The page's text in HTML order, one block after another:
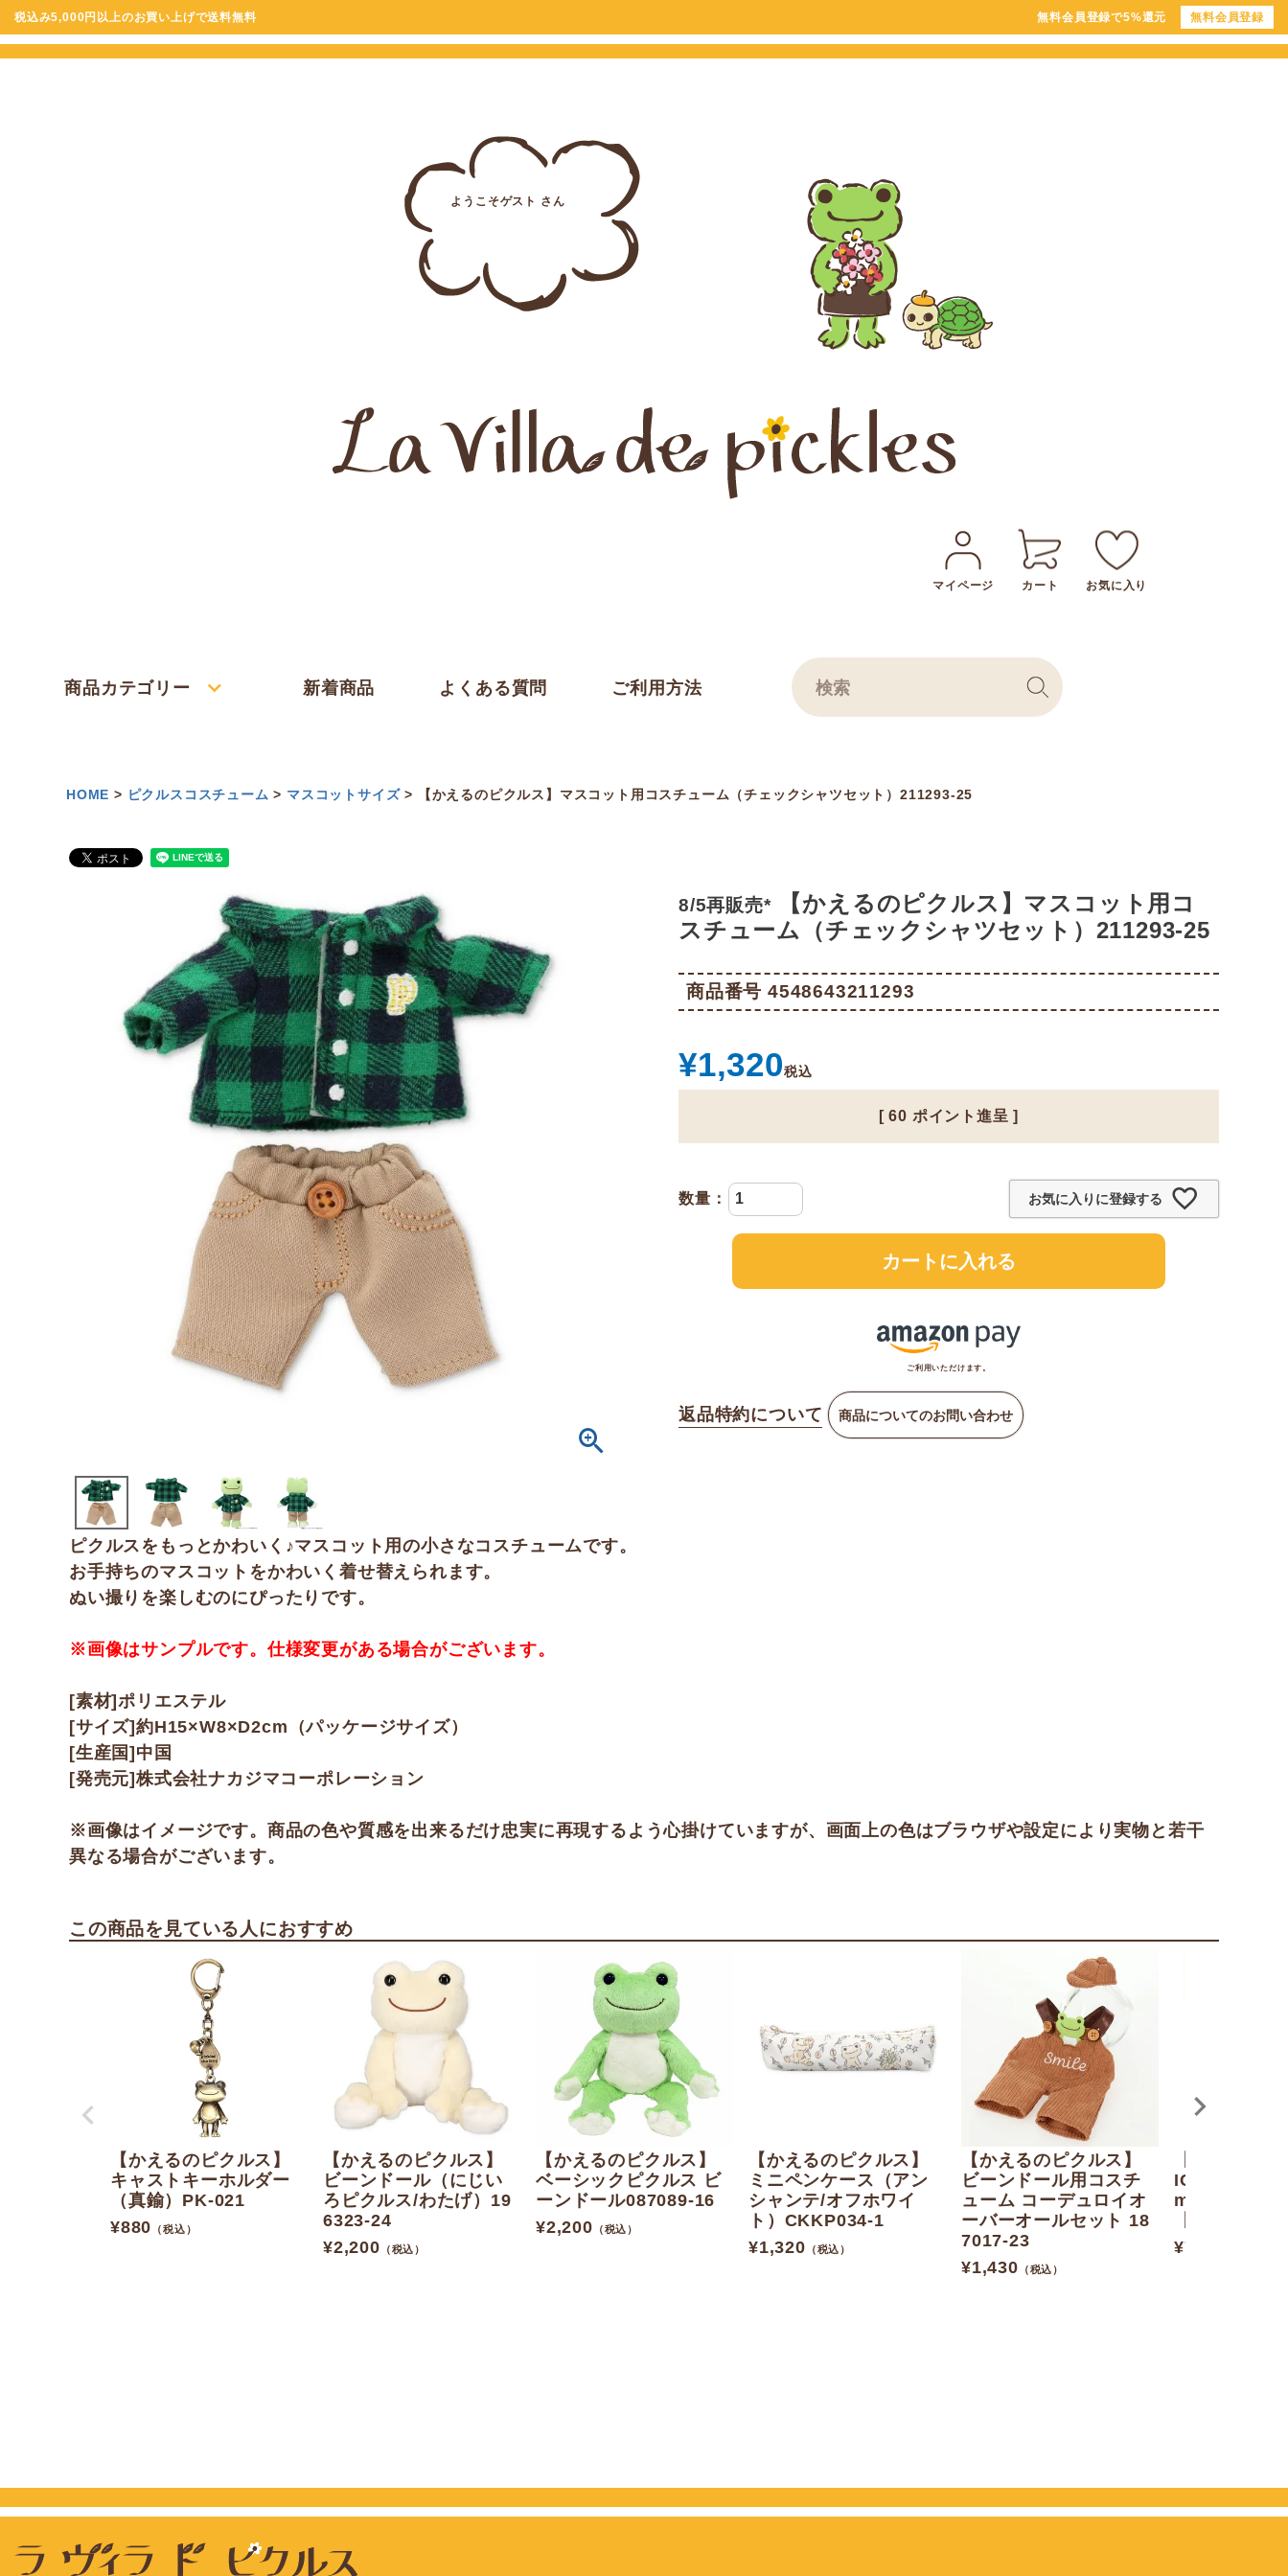
税込み5,000円以上のお買い上げで送料無料 無料会員登録で5%還元 無料会員登録
ようこそゲスト さん
マイページ カート お気に入り
商品カテゴリー 新着商品 よくある質問 ご利用方法
HOME ピクルスコスチューム マスコットサイズ 【かえるのピクルス】マスコット用コスチューム（チェックシャツセット）211293-25
8/5再販売*
【かえるのピクルス】マスコット用コ
スチューム（チェックシャツセット）211293-25
商品番号 4548643211293
¥1,320税込
[ 60 ポイント進呈 ]
お気に入りに登録する
カートに入れる
ご利用いただけます。
返品特約について 商品についてのお問い合わせ
ピクルスをもっとかわいく♪マスコット用の小さなコスチュームです。
お手持ちのマスコットをかわいく着せ替えられます。
ぬい撮りを楽しむのにぴったりです。
※画像はサンプルです。仕様変更がある場合がございます。
[素材]ポリエステル
[サイズ]約H15×W8×D2cm（パッケージサイズ）
[生産国]中国
[発売元]株式会社ナカジマコーポレーション
※画像はイメージです。商品の色や質感を出来るだけ忠実に再現するよう心掛けていますが、画面上の色はブラウザや設定により実物と若干
異なる場合がございます。
この商品を見ている人におすすめ
【かえるのピクルス】
キャストキーホルダー
（真鍮）PK-021
¥880 （税込）
【かえるのピクルス】
ビーンドール（にじい
ろピクルス/わたげ）19
6323-24
¥2,200 （税込）
【かえるのピクルス】
ベーシックピクルス ビ
ーンドール087089-16
¥2,200 （税込）
【かえるのピクルス】
ミニペンケース（アン
シャンテ/オフホワイ
ト）CKKP034-1
¥1,320 （税込）
【かえるのピクルス】
ビーンドール用コスチ
ューム コーデュロイオ
ーバーオールセット 18
7017-23
¥1,430 （税込）
IC クリック
mm（アイス
¥770